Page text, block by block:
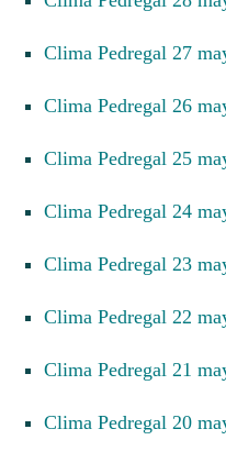
Clima Pedregal 27
Clima Pedregal 26
Clima Pedregal 25
Clima Pedregal 24
Clima Pedregal 23
Clima Pedregal 22
Clima Pedregal 21
Clima Pedregal 20